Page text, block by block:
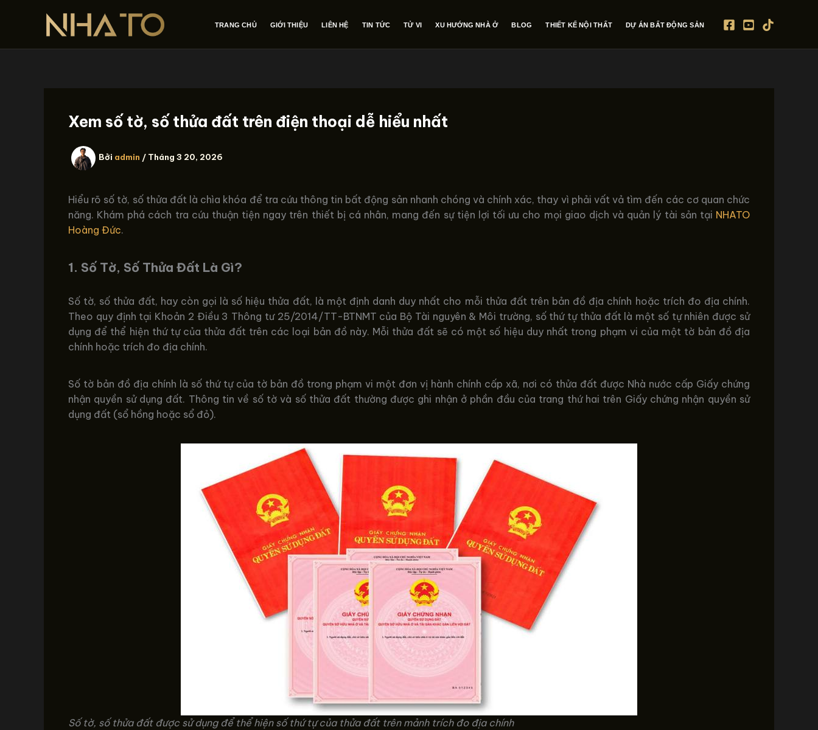
dung
TRANG CHỦ GIỚI THIỆU LIÊN HỆ TIN TỨC TỬ VI XU HƯỚNG NHÀ Ở BLOG THIẾT KẾ NỘI THẤT DỰ ÁN BẤT ĐỘNG SẢN
Xem số tờ, số thửa đất trên điện thoại dễ hiểu nhất
Bởi admin / Tháng 3 20, 2026
Hiểu rõ số tờ, số thửa đất là chìa khóa để tra cứu thông tin bất động sản nhanh chóng và chính xác, thay vì phải vất vả tìm đến các cơ quan chức
năng. Khám phá cách tra cứu thuận tiện ngay trên thiết bị cá nhân, mang đến sự tiện lợi tối ưu cho mọi giao dịch và quản lý tài sản tại NHATO
Hoàng Đức.
1. Số Tờ, Số Thửa Đất Là Gì?
Số tờ, số thửa đất, hay còn gọi là số hiệu thửa đất, là một định danh duy nhất cho mỗi thửa đất trên bản đồ địa chính hoặc trích đo địa chính.
Theo quy định tại Khoản 2 Điều 3 Thông tư 25/2014/TT-BTNMT của Bộ Tài nguyên & Môi trường, số thứ tự thửa đất là một số tự nhiên được sử
dụng để thể hiện thứ tự của thửa đất trên các loại bản đồ này. Mỗi thửa đất sẽ có một số hiệu duy nhất trong phạm vi của một tờ bản đồ địa
chính hoặc trích đo địa chính.
Số tờ bản đồ địa chính là số thứ tự của tờ bản đồ trong phạm vi một đơn vị hành chính cấp xã, nơi có thửa đất được Nhà nước cấp Giấy chứng
nhận quyền sử dụng đất. Thông tin về số tờ và số thửa đất thường được ghi nhận ở phần đầu của trang thứ hai trên Giấy chứng nhận quyền sử
dụng đất (sổ hồng hoặc sổ đỏ).
Số tờ, số thửa đất được sử dụng để thể hiện số thứ tự của thửa đất trên mảnh trích đo địa chính